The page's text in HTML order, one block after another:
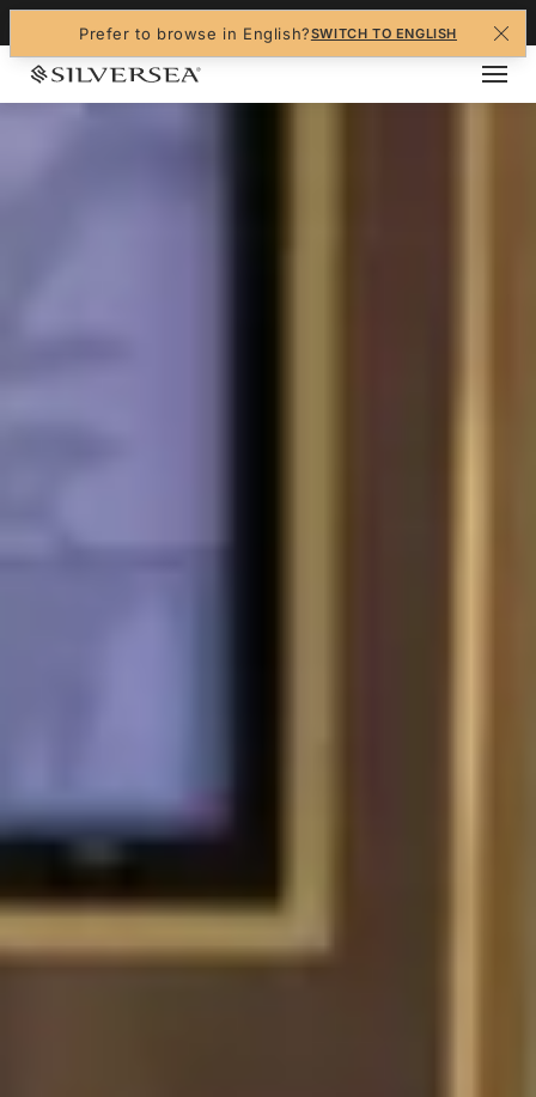
Prefer to browse in English?SWITCH TO ENGLISH